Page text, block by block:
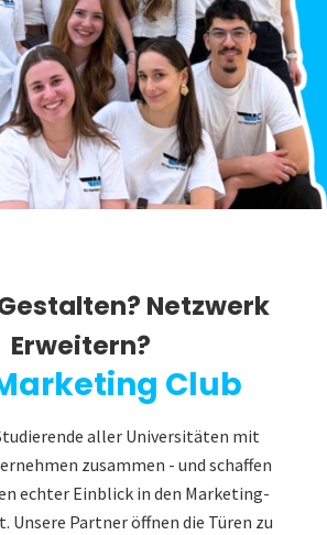
Netzwerk
Erweitern?
Club
aller Universitäten mit
zusammen - und schaffen
echter Einblick in den Marketing-
Partner öffnen die Türen zu